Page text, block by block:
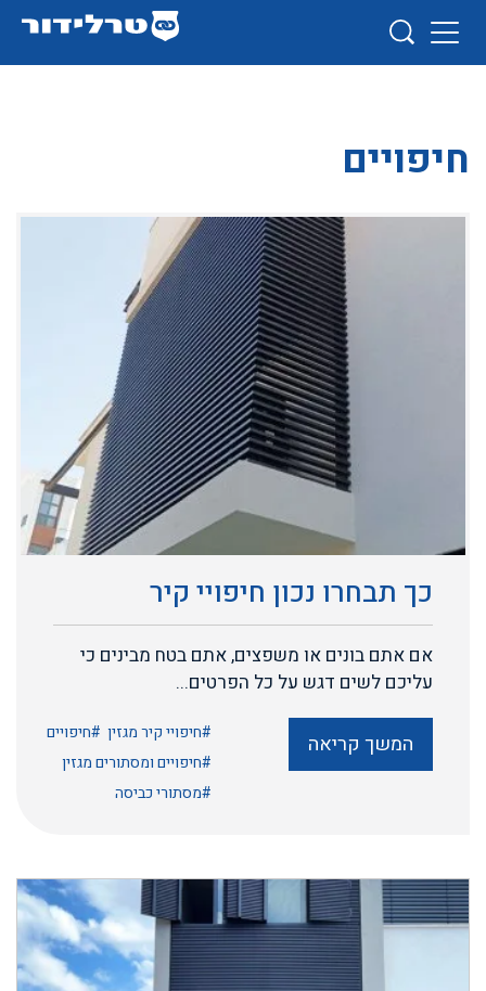
חיפויים
כך תבחרו נכון חיפויי קיר
אם אתם בונים או משפצים, אתם בטח מבינים כי
עליכם לשים דגש על כל הפרטים...
המשך קריאה #חיפויי קיר מגזין #חיפויים
#חיפויים ומסתורים מגזין
#מסתורי כביסה